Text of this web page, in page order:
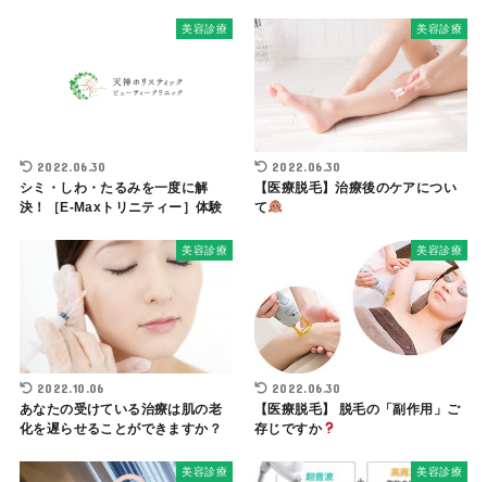
美容診療
2022.06.30
シミ・しわ・たるみを一度に解
決！［E-Maxトリニティー］体験
美容診療
2022.06.30
【医療脱毛】治療後のケアについ
て
美容診療
2022.10.06
あなたの受けている治療は肌の老
化を遅らせることができますか？
美容診療
2022.06.30
【医療脱毛】 脱毛の「副作用」ご
存じですか
美容診療 美容診療